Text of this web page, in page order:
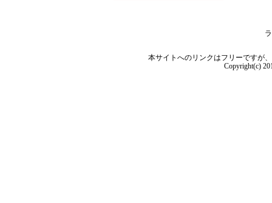
本サイトへのリンクはフリーですが
Copyright(c)